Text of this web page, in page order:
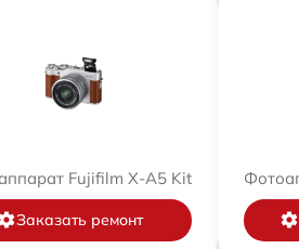
Fujifilm X-A5 Kit
Заказать ремонт